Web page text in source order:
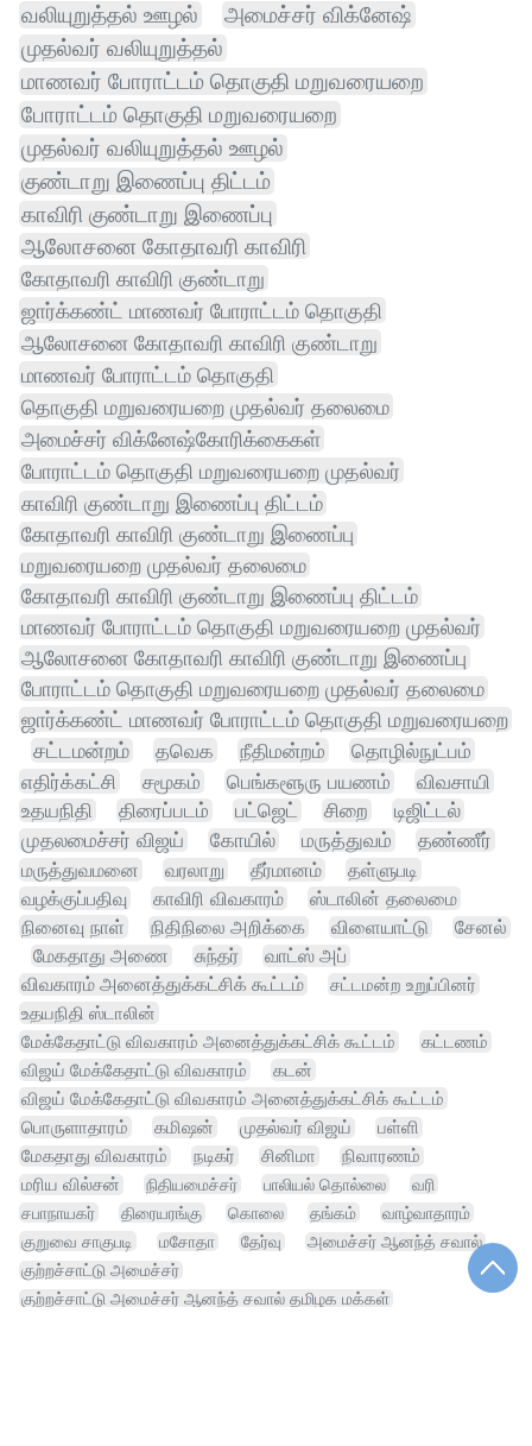
வலியுறுத்தல் ஊழல்
அமைச்சர் விக்னேஷ்
முதல்வர் வலியுறுத்தல்
மாணவர் போராட்டம் தொகுதி மறுவரையறை
போராட்டம் தொகுதி மறுவரையறை
முதல்வர் வலியுறுத்தல் ஊழல்
குண்டாறு இணைப்பு திட்டம்
காவிரி குண்டாறு இணைப்பு
ஆலோசனை கோதாவரி காவிரி
கோதாவரி காவிரி குண்டாறு
ஜார்க்கண்ட் மாணவர் போராட்டம் தொகுதி
ஆலோசனை கோதாவரி காவிரி குண்டாறு
மாணவர் போராட்டம் தொகுதி
தொகுதி மறுவரையறை முதல்வர் தலைமை
அமைச்சர் விக்னேஷ்கோரிக்கைகள்
போராட்டம் தொகுதி மறுவரையறை முதல்வர்
காவிரி குண்டாறு இணைப்பு திட்டம்
கோதாவரி காவிரி குண்டாறு இணைப்பு
மறுவரையறை முதல்வர் தலைமை
கோதாவரி காவிரி குண்டாறு இணைப்பு திட்டம்
மாணவர் போராட்டம் தொகுதி மறுவரையறை முதல்வர்
ஆலோசனை கோதாவரி காவிரி குண்டாறு இணைப்பு
போராட்டம் தொகுதி மறுவரையறை முதல்வர் தலைமை
ஜார்க்கண்ட் மாணவர் போராட்டம் தொகுதி மறுவரையறை
சட்டமன்றம்
தவெக நீதிமன்றம்
தொழில்நுட்பம்
எதிர்க்கட்சி
சமூகம் பெங்களூரு பயணம் விவசாயி
உதயநிதி திரைப்படம் பட்ஜெட் சிறை
டிஜிட்டல்
முதலமைச்சர் விஜய்
கோயில் மருத்துவம்
தண்ணீர்
மருத்துவமனை
வரலாறு தீர்மானம்
தள்ளுபடி
வழக்குப்பதிவு
காவிரி விவகாரம்
ஸ்டாலின் தலைமை
நினைவு நாள்
நிதிநிலை அறிக்கை விளையாட்டு
சேனல்
மேகதாது அணை
சுந்தர்
வாட்ஸ் அப்
விவகாரம் அனைத்துக்கட்சிக் கூட்டம்
சட்டமன்ற உறுப்பினர்
உதயநிதி ஸ்டாலின்
மேக்கேதாட்டு விவகாரம் அனைத்துக்கட்சிக் கூட்டம்
கட்டணம்
விஜய் மேக்கேதாட்டு விவகாரம்
கடன்
விஜய் மேக்கேதாட்டு விவகாரம் அனைத்துக்கட்சிக் கூட்டம்
பொருளாதாரம்
கமிஷன் முதல்வர் விஜய்
பள்ளி
மேகதாது விவகாரம்
நடிகர் சினிமா
நிவாரணம்
மரிய வில்சன்
நிதியமைச்சர் பாலியல் தொல்லை
வரி
சபாநாயகர்
திரையரங்கு கொலை தங்கம்
வாழ்வாதாரம்
குறுவை சாகுபடி
மசோதா தேர்வு
அமைச்சர் ஆனந்த் சவால்
குற்றச்சாட்டு அமைச்சர்
குற்றச்சாட்டு அமைச்சர் ஆனந்த் சவால் தமிழக மக்கள்